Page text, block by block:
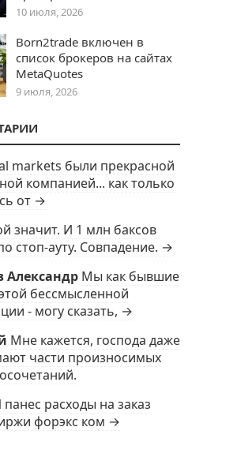
10 июля, 2026
Born2trade включен в
список брокеров на сайтах
MetaQuotes
9 июля, 2026
markets были прекрасной
компанией... как только
от →
значит. И 1 млн баксов
стоп-ауту. Совпадение. →
Александр Мы как бывшие
бессмысленной
- могу сказать, →
Мне кажется, господа даже
части произносимых
панес расходы на заказ
форэкс ком →